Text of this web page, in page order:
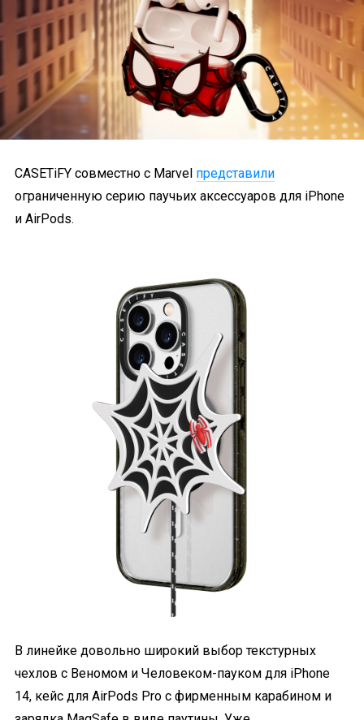
CASETiFY совместно с Marvel представили
ограниченную серию паучьих аксессуаров для iPhone
и AirPods.
В линейке довольно широкий выбор текстурных
чехлов с Веномом и Человеком-пауком для iPhone
14, кейс для AirPods Pro с фирменным карабином и